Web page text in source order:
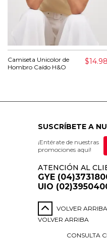
Camiseta Unicolor de
Hombro Caído H&O
$14.98
SUSCRÍBETE A
¡Entérate de nuestras
promociones aquí!
ATENCIÓN AL
GYE
UIO
VOLVER ARRIBA
VOLVER ARRIBA
CONSULTA